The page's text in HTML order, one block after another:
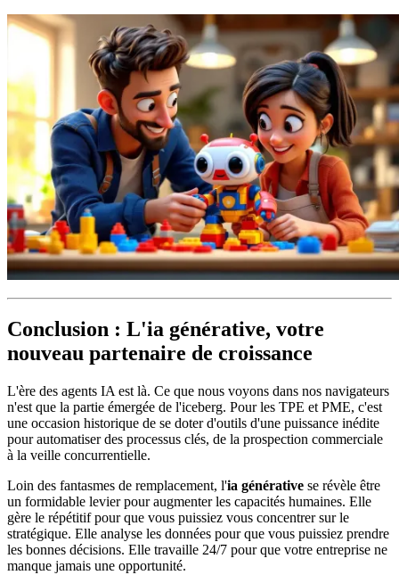
Conclusion : L'ia générative, votre
nouveau partenaire de croissance
L'ère des agents IA est là. Ce que nous voyons dans nos navigateurs
n'est que la partie émergée de l'iceberg. Pour les TPE et PME, c'est
une occasion historique de se doter d'outils d'une puissance inédite
pour automatiser des processus clés, de la prospection commerciale
à la veille concurrentielle.
Loin des fantasmes de remplacement, l'ia générative se révèle être
un formidable levier pour augmenter les capacités humaines. Elle
gère le répétitif pour que vous puissiez vous concentrer sur le
stratégique. Elle analyse les données pour que vous puissiez prendre
les bonnes décisions. Elle travaille 24/7 pour que votre entreprise ne
manque jamais une opportunité.